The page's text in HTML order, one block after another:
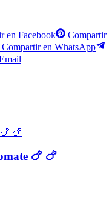
en Facebook
Compartir
Compartir en WhatsApp
🍗 🍗